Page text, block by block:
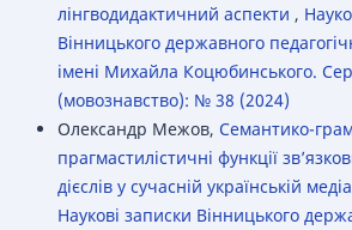
лінгводидактичний аспекти ,
Вінницького державного
імені Михайла Коцюбинського.
(мовознавство): № 38 (2024)
Олександр Межов, Семантико-
прагмастилістичні функції
дієслів у сучасній українській
Наукові записки Вінницького